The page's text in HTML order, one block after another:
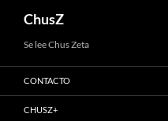
Saltar
al
contenido
ChusZ
Se lee Chus Zeta
CONTACTO
CHUSZ+